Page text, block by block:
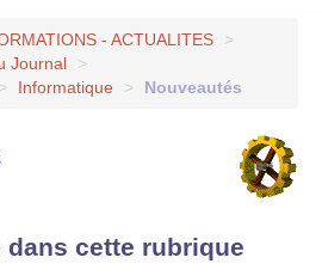
- ACTUALITES
>
Journal
>
> Informatique > Nouveautés
cette rubrique